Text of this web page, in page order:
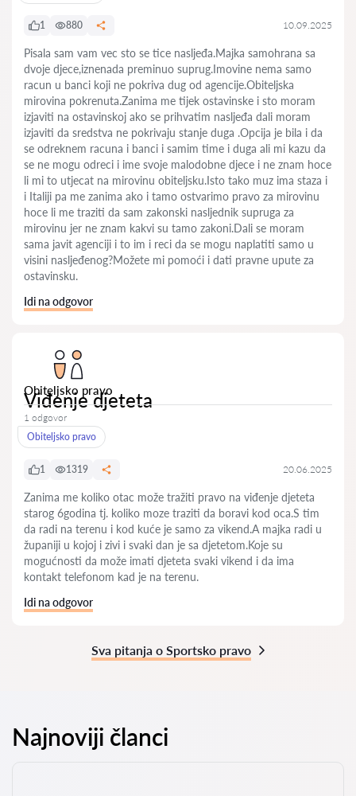
1 880 10.09.2025
Pisala sam vam vec sto se tice nasljeđa.Majka samohrana sa
dvoje djece,iznenada preminuo suprug.Imovine nema samo
racun u banci koji ne pokriva dug od agencije.Obiteljska
mirovina pokrenuta.Zanima me tijek ostavinske i sto moram
izjaviti na ostavinskoj ako se prihvatim nasljeđa dali moram
izjaviti da sredstva ne pokrivaju stanje duga .Opcija je bila i da
se odreknem racuna i banci i samim time i duga ali mi kazu da
se ne mogu odreci i ime svoje malodobne djece i ne znam hoce
li mi to utjecat na mirovinu obiteljsku.Isto tako muz ima staza i
i Italiji pa me zanima ako i tamo ostvarimo pravo za mirovinu
hoce li me traziti da sam zakonski nasljednik supruga za
mirovinu jer ne znam kakvi su tamo zakoni.Dali se moram
sama javit agenciji i to im i reci da se mogu naplatiti samo u
visini nasljeđenog?Možete mi pomoći i dati pravne upute za
ostavinsku.
Idi na odgovor
Obiteljsko pravo
Viđenje djeteta
1 odgovor
Obiteljsko pravo
1 1319 20.06.2025
Zanima me koliko otac može tražiti pravo na viđenje djeteta
starog 6godina tj. koliko moze traziti da boravi kod oca.S tim
da radi na terenu i kod kuće je samo za vikend.A majka radi u
županiji u kojoj i zivi i svaki dan je sa djetetom.Koje su
mogućnosti da može imati djeteta svaki vikend i da ima
kontakt telefonom kad je na terenu.
Idi na odgovor
Sva pitanja o Sportsko pravo
Najnoviji članci